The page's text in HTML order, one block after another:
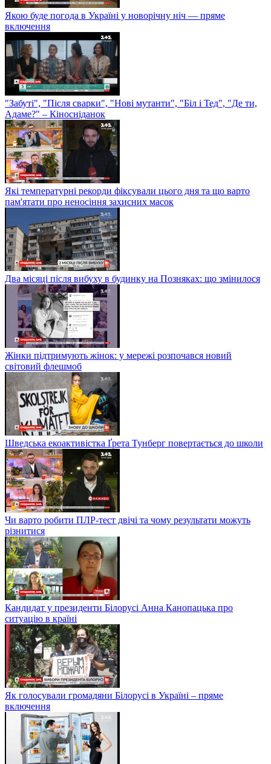
Якою буде погода в Україні у новорічну ніч — пряме
включення
"Забуті", "Після сварки", "Нові мутанти", "Біл і Тед", "Де ти,
Адаме?" – Кіносніданок
Які температурні рекорди фіксували цього дня та що варто
пам'ятати про неносіння захисних масок
Два місяці після вибуху в будинку на Позняках: що змінилося
Жінки підтримують жінок: у мережі розпочався новий
світовий флешмоб
Шведська екоактивістка Ґрета Тунберг повертається до школи
Чи варто робити ПЛР-тест двічі та чому результати можуть
різнитися
Кандидат у президенти Білорусі Анна Канопацька про
ситуацію в країні
Як голосували громадяни Білорусі в Україні – пряме
включення